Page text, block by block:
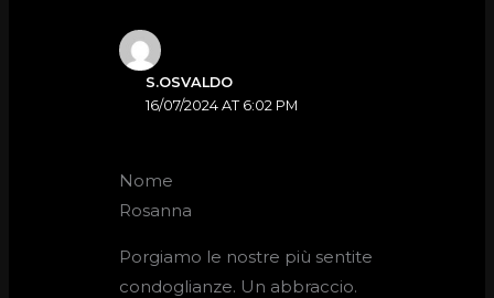
S.OSVALDO
16/07/2024 AT 6:02 PM
Nome
Rosanna
Porgiamo le nostre più sentite
condoglianze. Un abbraccio.